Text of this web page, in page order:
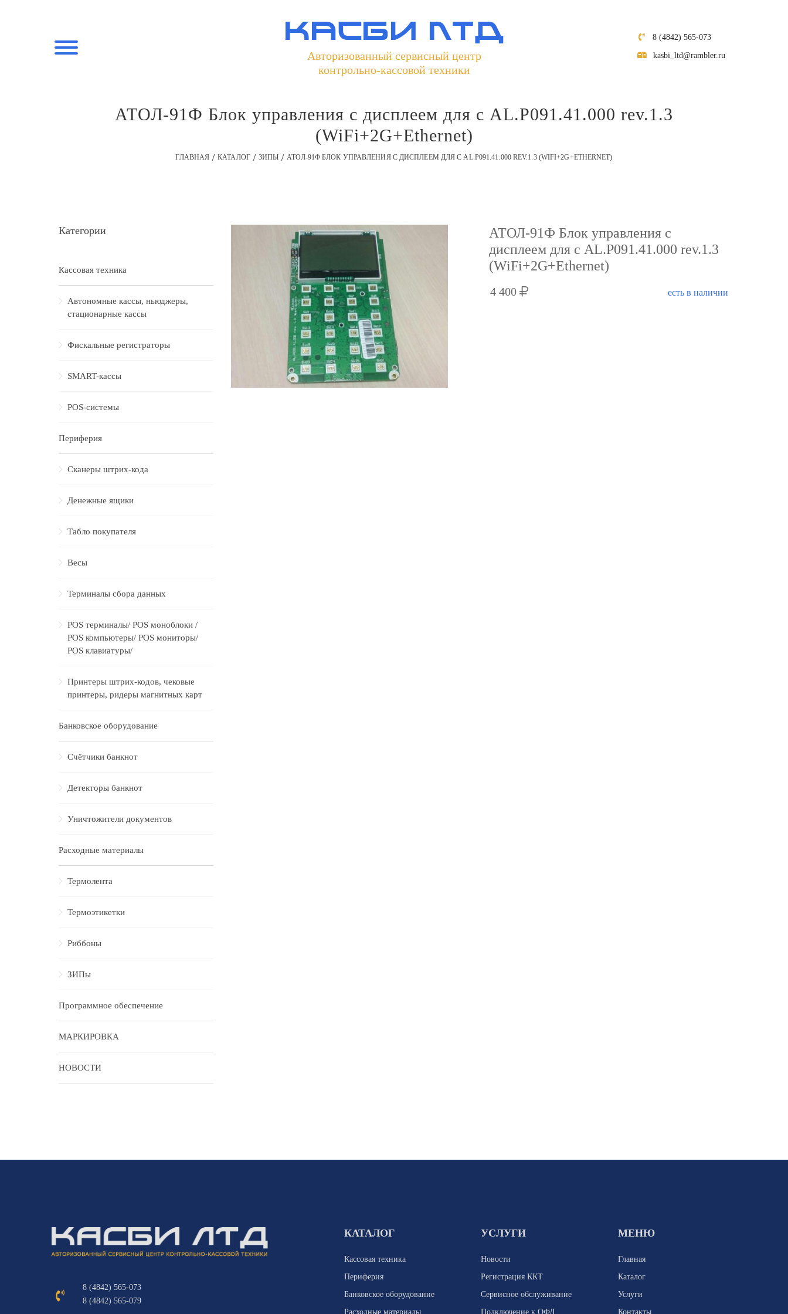
касби лтд
Авторизованный сервисный центр
контрольно-кассовой техники
8 (4842) 565-073
kasbi_ltd@rambler.ru
АТОЛ-91Ф Блок управления с дисплеем для с AL.P091.41.000 rev.1.3
(WiFi+2G+Ethernet)
ГЛАВНАЯ КАТАЛОГ ЗИПЫ АТОЛ-91Ф БЛОК УПРАВЛЕНИЯ С ДИСПЛЕЕМ ДЛЯ С AL.P091.41.000 REV.1.3 (WIFI+2G+ETHERNET)
Категории
Кассовая техника
Автономные кассы, ньюджеры,
стационарные кассы
Фискальные регистраторы
SMART-кассы
POS-системы
Периферия
Сканеры штрих-кода
Денежные ящики
Табло покупателя
Весы
Терминалы сбора данных
POS терминалы/ POS моноблоки /
POS компьютеры/ POS мониторы/
POS клавиатуры/
Принтеры штрих-кодов, чековые
принтеры, ридеры магнитных карт
Банковское оборудование
Счётчики банкнот
Детекторы банкнот
Уничтожители документов
Расходные материалы
Термолента
Термоэтикетки
Риббоны
ЗИПы
Программное обеспечение
МАРКИРОВКА
НОВОСТИ
АТОЛ-91Ф Блок управления с
дисплеем для с AL.P091.41.000 rev.1.3
(WiFi+2G+Ethernet)
4 400 есть в наличии
8 (4842) 565-073
8 (4842) 565-079
КАТАЛОГ
Кассовая техника
Периферия
Банковское оборудование
Расходные материалы
УСЛУГИ
Новости
Регистрация ККТ
Сервисное обслуживание
Подключение к ОФД
МЕНЮ
Главная
Каталог
Услуги
Контакты